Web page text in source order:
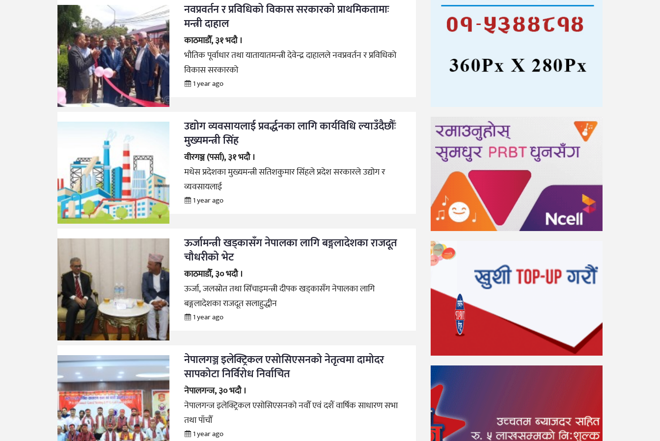
नवप्रवर्तन र प्रविधिको विकास सरकारको प्राथमिकतामाः
मन्त्री दाहाल
काठमाडौँ, ३१ भदौ ।
भौतिक पूर्वाधार तथा यातायातमन्त्री देवेन्द्र दाहालले नवप्रवर्तन र प्रविधिको
विकास सरकारको
1 year ago
उद्योग व्यवसायलाई प्रवर्द्धनका लागि कार्यविधि ल्याउँदैछौँः
मुख्यमन्त्री सिंह
वीरगञ्ज (पर्सा), ३१ भदौ ।
मधेस प्रदेशका मुख्यमन्त्री सतिशकुमार सिंहले प्रदेश सरकारले उद्योग र
व्यवसायलाई
1 year ago
ऊर्जामन्त्री खड्कासँग नेपालका लागि बङ्गलादेशका राजदूत
चौधरीको भेट
काठमाडौँ, ३० भदौ ।
ऊर्जा, जलस्रोत तथा सिँचाइमन्त्री दीपक खड्कासँग नेपालका लागि
बङ्गलादेशका राजदूत सलाहुद्धीन
1 year ago
नेपालगञ्ज इलेक्ट्रिकल एसोसिएसनको नेतृत्वमा दामोदर
सापकोटा निर्विरोध निर्वाचित
नेपालगन्ज, ३० भदौ ।
नेपालगन्ज इलेक्ट्रिकल एसोसिएसनको नवौँ एवं दशैं वार्षिक साधारण सभा
तथा पाँचौँ
1 year ago